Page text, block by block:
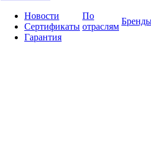
Новости
Сертификаты
Гарантия
По
отраслям